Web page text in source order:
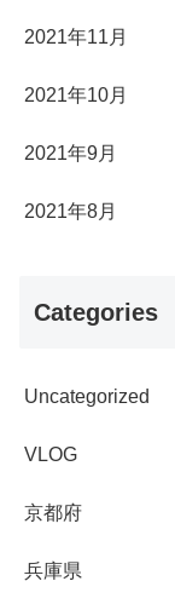
2021年11月
2021年10月
2021年9月
2021年8月
Categories
Uncategorized
VLOG
京都府
兵庫県